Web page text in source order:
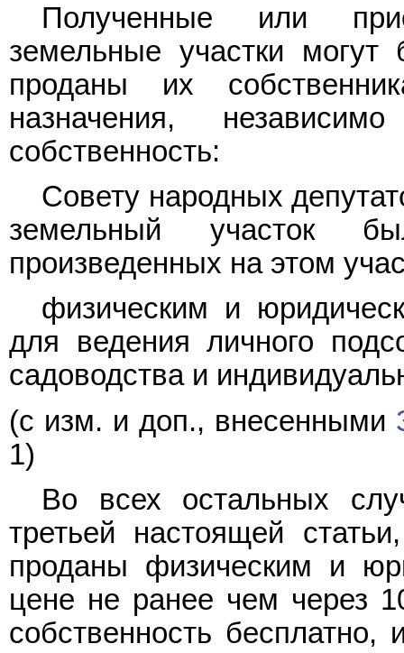
Полученные или
земельные участки
проданы их
назначения,
собственность:
Совету народных
земельный участок
произведенных на этом
физическим и
для ведения личного
садоводства и
(с изм. и доп., внесенными
1)
Во всех остальных
третьей настоящей
проданы физическим и
цене не ранее чем через
собственность